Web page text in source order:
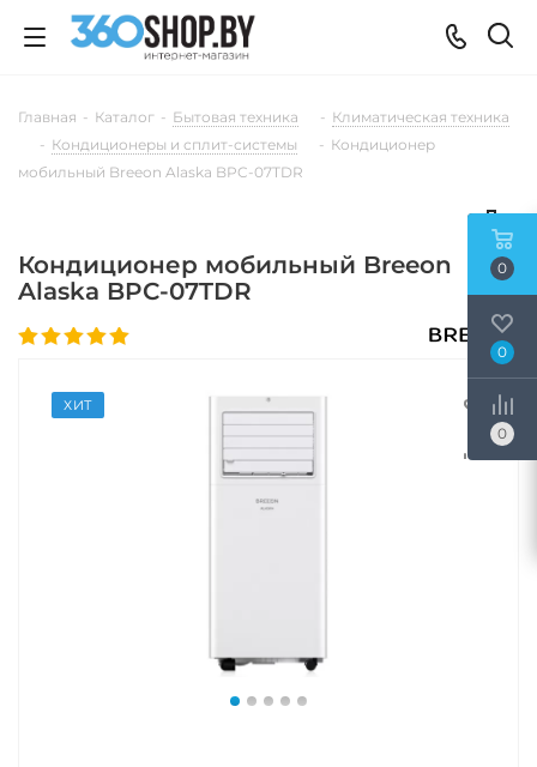
Главная - Каталог - Бытовая техника - Климатическая техника
- Кондиционеры и сплит-системы - Кондиционер
мобильный Breeon Alaska BPC-07TDR
Кондиционер мобильный Breeon
Alaska BPC-07TDR
ХИТ
0
0
0